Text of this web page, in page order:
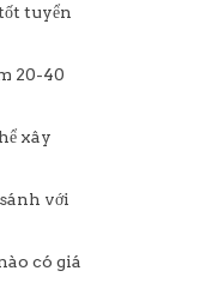
tuyển
20-40
xây
với
có giá